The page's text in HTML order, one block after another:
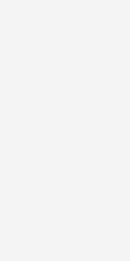
empfiehlt
(BDH).
5 m
es das Doppelte“,
pragmatisch. Der
50 l sind je
Puffer zu groß
Verluste.